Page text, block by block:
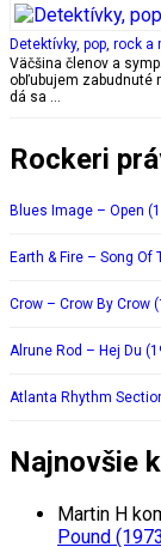
Detektívky, pop, rock
Väčšina členov a
obľubujem zabudnuté
dá sa …
Rockeri
Blues Image – Open
Earth & Fire – Song
Crow – Crow By Crow
Alrune Rod – Hej Du
Atlanta Rhythm
Najnovšie
Martin H
Pound